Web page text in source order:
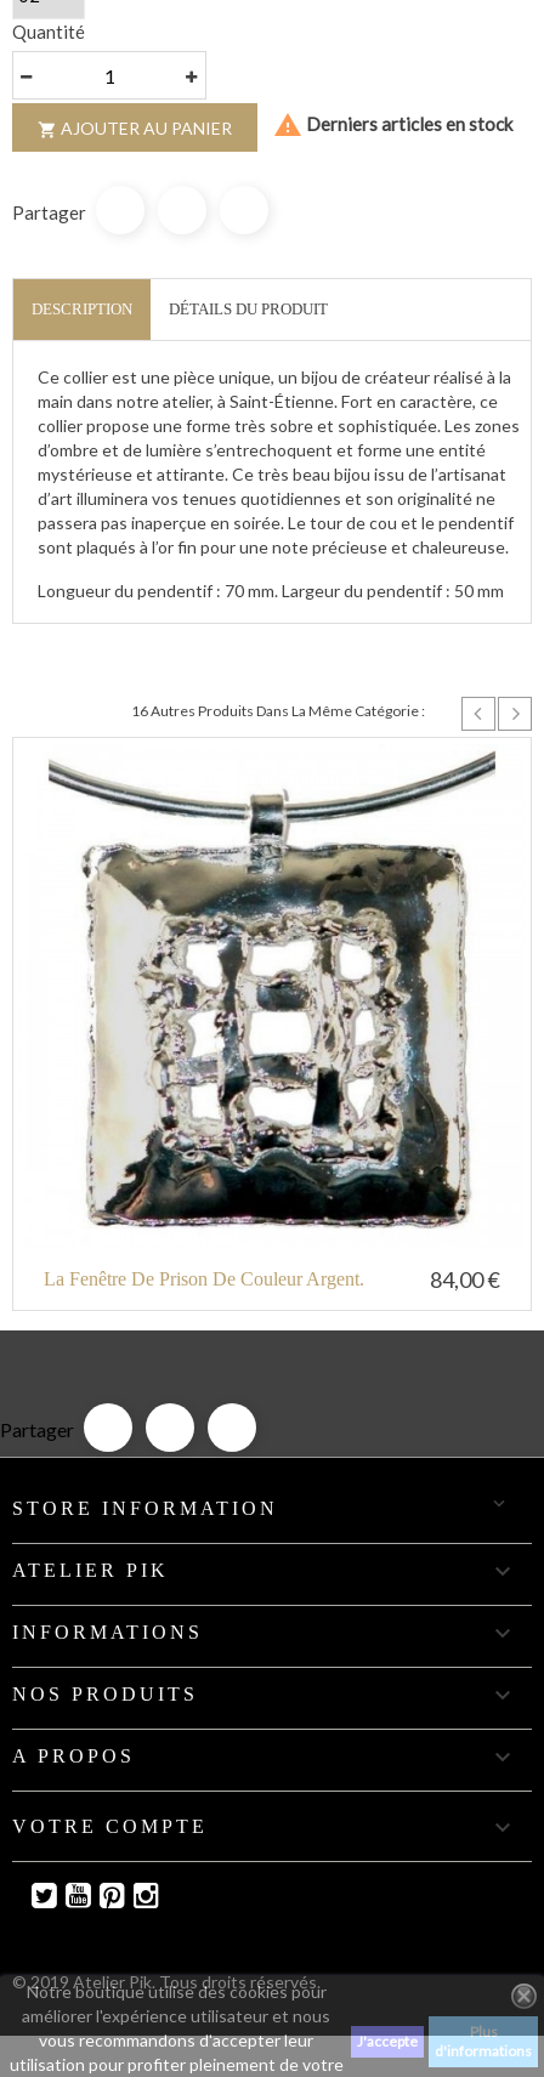
Notre boutique utilise des cookies pour
améliorer l'expérience utilisateur et nous
vous recommandons d'accepter leur
utilisation pour profiter pleinement de votre
J'accepte
Plus
d'informations
Quantité
 AJOUTER AU PANIER  Derniers articles en stock
Partager
DESCRIPTION DÉTAILS DU PRODUIT
Ce collier est une pièce unique, un bijou de créateur réalisé à la
main dans notre atelier, à Saint-Étienne. Fort en caractère, ce
collier propose une forme très sobre et sophistiquée. Les zones
d’ombre et de lumière s’entrechoquent et forme une entité
mystérieuse et attirante. Ce très beau bijou issu de l’artisanat
d’art illuminera vos tenues quotidiennes et son originalité ne
passera pas inaperçue en soirée. Le tour de cou et le pendentif
sont plaqués à l’or fin pour une note précieuse et chaleureuse.
Longueur du pendentif : 70 mm. Largeur du pendentif : 50 mm
16 Autres Produits Dans La Même Catégorie :
La Fenêtre De Prison De Couleur Argent. 84,00 €
Partager
STORE INFORMATION 
ATELIER PIK 
INFORMATIONS 
NOS PRODUITS 
A PROPOS 
VOTRE COMPTE 
TwitterYouTube
PinterestInstagram
© 2019 Atelier Pik. Tous droits réservés.